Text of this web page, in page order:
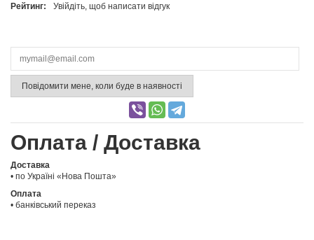
Рейтинг: Увійдіть, щоб написати відгук
Повідомити мене, коли буде в наявності
Оплата / Доставка
Доставка
• по Україні «Нова Пошта»
Оплата
• банківський переказ